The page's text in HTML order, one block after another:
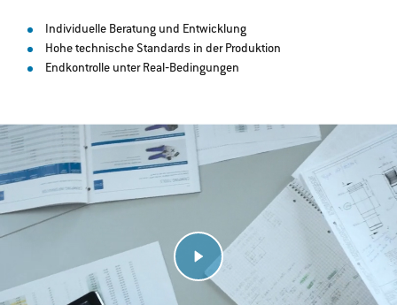
Individuelle Beratung und Entwicklung
Hohe technische Standards in der Produktion
Endkontrolle unter Real‐Bedingungen